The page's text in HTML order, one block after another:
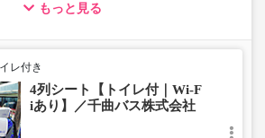
となる場合がございます。これに伴い、
長旅でも安心。※車両により異なりま
可能。※車両により異なります。
もっと見る
レ付き
4列シート【トイレ付｜Wi-F
iあり】／千曲バス株式会社